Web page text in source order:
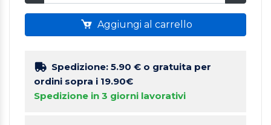
Aggiungi al carrello
Spedizione: 5.90 €o gratuita per
ordini sopra i 19.90€
Spedizione in 3 giorni lavorativi